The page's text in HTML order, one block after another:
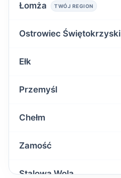
Łomża TWÓJ REGION
Ostrowiec Świętokrzyski
Ełk
Przemyśl
Chełm
Zamość
Stalowa Wola